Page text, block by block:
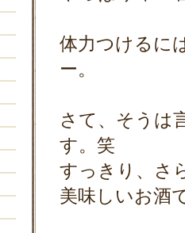
体力つけるに
ー。
さて、そうは
す。笑
すっきり、さ
美味しいお酒